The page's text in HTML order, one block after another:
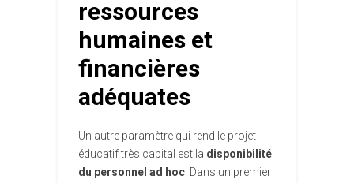
ressources
humaines et
financières
adéquates
Un autre paramètre qui rend le projet
éducatif très capital est la disponibilité
du personnel ad hoc. Dans un premier